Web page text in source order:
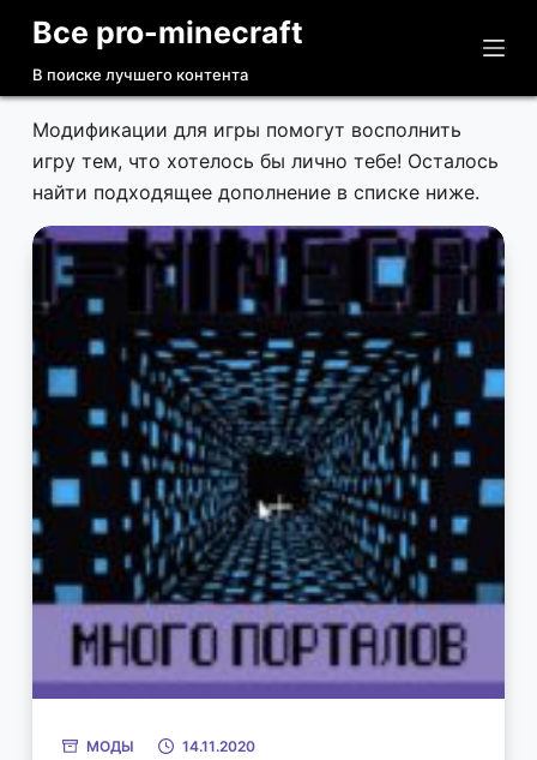
П
р
е
й
т
к
у
т
Все pro-minecraft
В поиске лучшего контента
Модификации для игры помогут восполнить
игру тем, что хотелось бы лично тебе! Осталось
найти подходящее дополнение в списке ниже.
МОДЫ 14.11.2020